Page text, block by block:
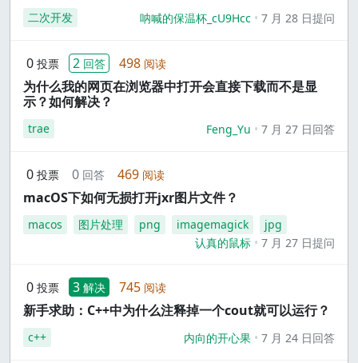
二次开发 呐喊的保温杯_cU9Hcc 7 月 28 日提问
0 投票 2 回答 498 阅读
为什么我的网页在浏览器中打开会直接下载而不是显
示？如何解决？
trae Feng_Yu 7 月 27 日回答
0 投票 0 回答 469 阅读
macOS下如何无损打开jxr图片文件？
macos 图片处理 png imagemagick
jpg
认真的鼠标
7 月 27 日提问
0 投票 3 解决 745 阅读
新手求助：C++中为什么注释掉一个cout就可以运行？
c++ 内向的开心果 7 月 24 日回答